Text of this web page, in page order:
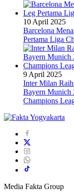
10 April 2025
Barcelona
Pertama Liga
9 April 2025
Inter Milan
Bayern Munich
Champions
Media Fakta Group